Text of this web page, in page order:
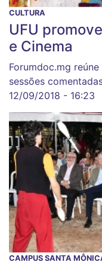
CULTURA
UFU
e Cinema
Forumdoc.mg
sessões
12/09/2018 - 16:23
CAMPUS SANTA